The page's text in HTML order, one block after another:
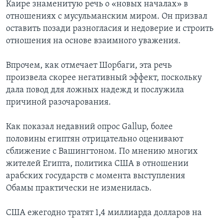
Каире знаменитую речь о «новых началах» в
отношениях с мусульманским миром. Он призвал
оставить позади разногласия и недоверие и строить
отношения на основе взаимного уважения.
Впрочем, как отмечает Шорбаги, эта речь
произвела скорее негативный эффект, поскольку
дала повод для ложных надежд и послужила
причиной разочарования.
Как показал недавний опрос Gallup, более
половины египтян отрицательно оценивают
сближение с Вашингтоном. По мнению многих
жителей Египта, политика США в отношении
арабских государств с момента выступления
Обамы практически не изменилась.
США ежегодно тратят 1,4 миллиарда долларов на